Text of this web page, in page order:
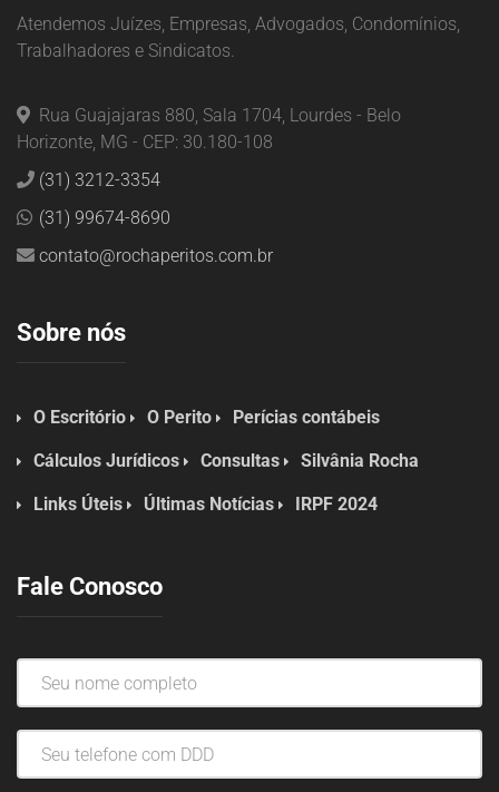
Atendemos Juízes, Empresas, Advogados, Condomínios,
Trabalhadores e Sindicatos.
Rua Guajajaras 880, Sala 1704, Lourdes - Belo
Horizonte, MG - CEP: 30.180-108
(31) 3212-3354
(31) 99674-8690
contato@rochaperitos.com.br
Sobre nós
O Escritório O Perito Perícias contábeis
Cálculos Jurídicos Consultas Silvânia Rocha
Links Úteis Últimas Notícias IRPF 2024
Fale Conosco